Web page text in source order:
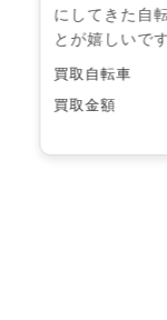
にしてきた自
とが嬉しいで
買取自転車
買取金額